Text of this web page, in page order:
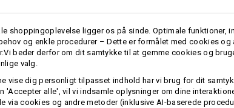
shoppingoplevelse ligger os på sinde. Optimale funktioner,
og enkle procedurer – Dette er formålet med cookies og
beder derfor om dit samtykke til at gemme cookies og
valg.
vise dig personligt tilpasset indhold har vi brug for dit
'Accepter alle', vil vi indsamle oplysninger om dine
via cookies og andre metoder (inklusive AI-baserede